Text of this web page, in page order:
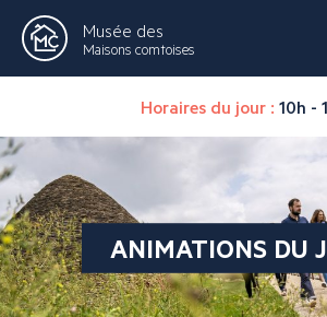
Musée des
Maisons comtoises
Horaires du jour : 10h -
ANIMATIONS DU